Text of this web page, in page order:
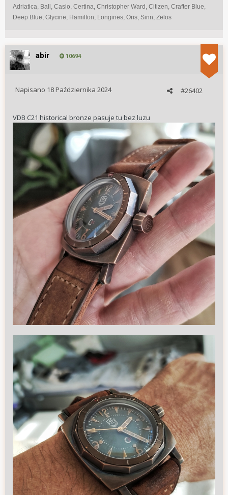
Adriatica, Ball, Casio, Certina, Christopher Ward, Citizen, Crafter Blue,
Deep Blue, Glycine, Hamilton, Longines, Oris, Sinn, Zelos
abir 10694
#26402
Napisano 18 Października 2024
VDB C21 historical bronze pasuje tu bez luzu